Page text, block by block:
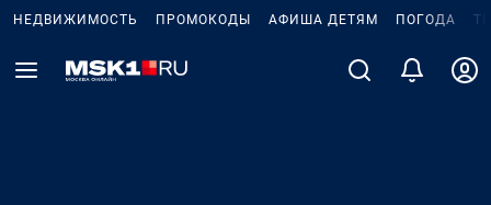
НЕДВИЖИМОСТЬ ПРОМОКОДЫ АФИША ДЕТЯМ ПОГОДА